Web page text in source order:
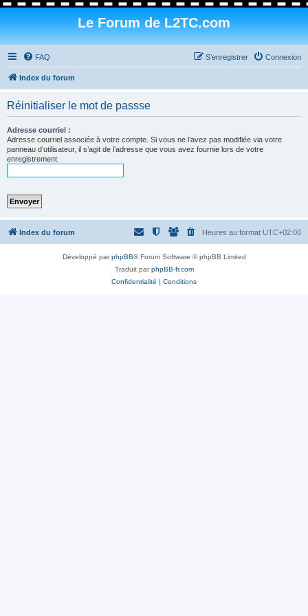
Le Forum de L2TC.com
FAQ Connexion
S’enregistrer
Index du forum
Réinitialiser le mot de passse
Adresse courriel :
Adresse courriel associée à votre compte. Si vous ne l’avez pas modifiée via votre
panneau d’utilisateur, il s’agit de l’adresse que vous avez fournie lors de votre
enregistrement.
Index du forum Heures au format UTC+02:00
Développé parphpBB® Forum Software © phpBB Limited
Traduit parphpBB-fr.com
Confidentialité | Conditions